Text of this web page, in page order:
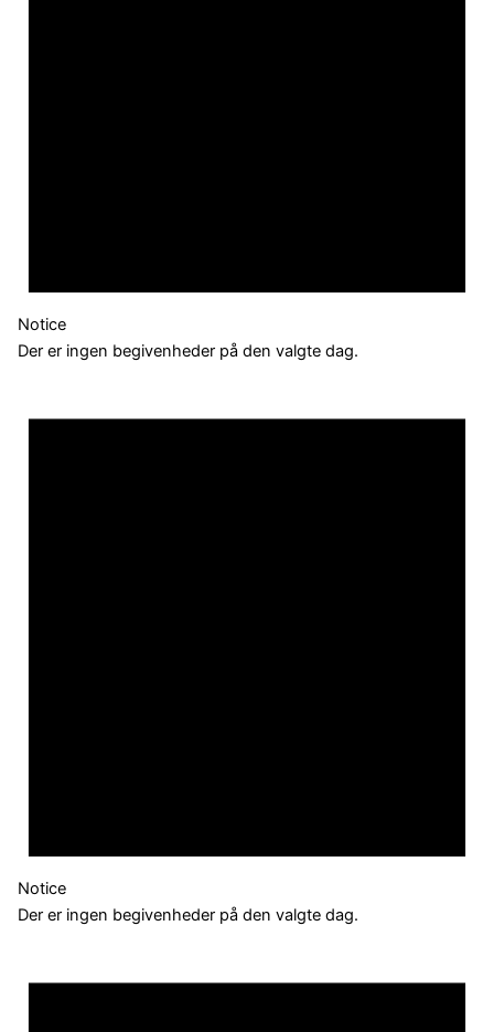
Notice
Der er ingen begivenheder på den valgte dag.
Notice
Der er ingen begivenheder på den valgte dag.